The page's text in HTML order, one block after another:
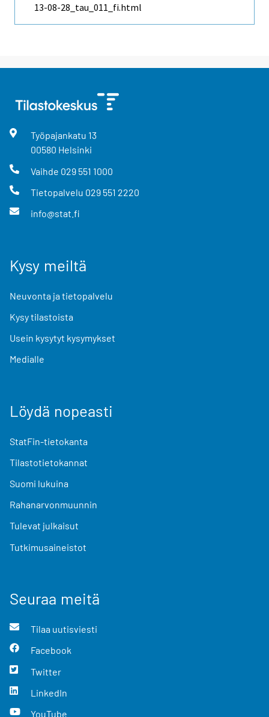
13-08-28_tau_011_fi.html
Työpajankatu 13
00580 Helsinki
Vaihde 029 551 1000
Tietopalvelu 029 551 2220
info@stat.fi
Kysy meiltä
Neuvonta ja tietopalvelu
Kysy tilastoista
Usein kysytyt kysymykset
Medialle
Löydä nopeasti
StatFin-tietokanta
Tilastotietokannat
Suomi lukuina
Rahanarvonmuunnin
Tulevat julkaisut
Tutkimusaineistot
Seuraa meitä
Tilaa uutisviesti
Facebook
Twitter
LinkedIn
YouTube